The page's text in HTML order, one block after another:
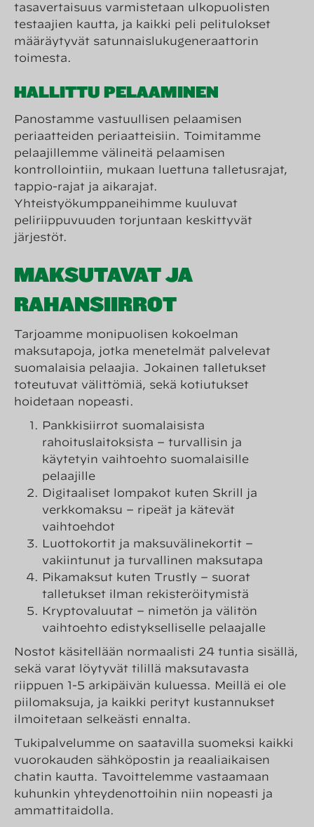
tasavertaisuus varmistetaan ulkopuolisten
testaajien kautta, ja kaikki peli pelitulokset
määräytyvät satunnaislukugeneraattorin
toimesta.
HALLITTU PELAAMINEN
Panostamme vastuullisen pelaamisen
periaatteiden periaatteisiin. Toimitamme
pelaajillemme välineitä pelaamisen
kontrollointiin, mukaan luettuna talletusrajat,
tappio-rajat ja aikarajat.
Yhteistyökumppaneihimme kuuluvat
peliriippuvuuden torjuntaan keskittyvät
järjestöt.
MAKSUTAVAT JA
RAHANSIIRROT
Tarjoamme monipuolisen kokoelman
maksutapoja, jotka menetelmät palvelevat
suomalaisia pelaajia. Jokainen talletukset
toteutuvat välittömiä, sekä kotiutukset
hoidetaan nopeasti.
Pankkisiirrot suomalaisista
rahoituslaitoksista – turvallisin ja
käytetyin vaihtoehto suomalaisille
pelaajille
Digitaaliset lompakot kuten Skrill ja
verkkomaksu – ripeät ja kätevät
vaihtoehdot
Luottokortit ja maksuvälinekortit –
vakiintunut ja turvallinen maksutapa
Pikamaksut kuten Trustly – suorat
talletukset ilman rekisteröitymistä
Kryptovaluutat – nimetön ja välitön
vaihtoehto edistykselliselle pelaajalle
Nostot käsitellään normaalisti 24 tuntia sisällä,
sekä varat löytyvät tilillä maksutavasta
riippuen 1-5 arkipäivän kuluessa. Meillä ei ole
piilomaksuja, ja kaikki perityt kustannukset
ilmoitetaan selkeästi ennalta.
Tukipalvelumme on saatavilla suomeksi kaikki
vuorokauden sähköpostin ja reaaliaikaisen
chatin kautta. Tavoittelemme vastaamaan
kuhunkin yhteydenottoihin niin nopeasti ja
ammattitaidolla.